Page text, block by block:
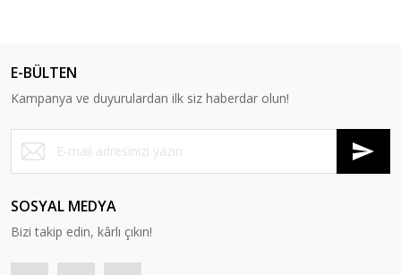
E-BÜLTEN
Kampanya ve duyurulardan ilk siz haberdar olun!
SOSYAL MEDYA
Bizi takip edin, kârlı çıkın!